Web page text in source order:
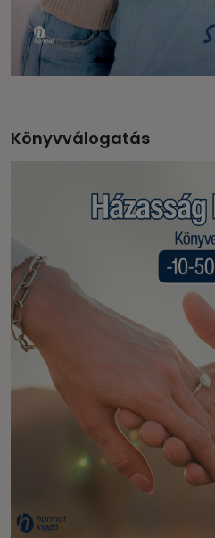
Könyvválogatás